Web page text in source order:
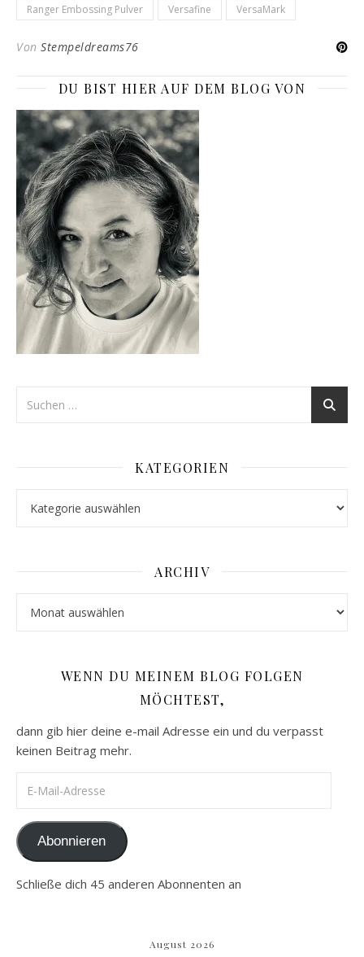
Ranger Embossing Pulver
Versafine VersaMark
Von Stempeldreams76
DU BIST HIER AUF DEM BLOG VON
KATEGORIEN
ARCHIV
WENN DU MEINEM BLOG FOLGEN
MÖCHTEST,
dann gib hier deine e-mail Adresse ein und du verpasst
keinen Beitrag mehr.
Abonnieren
Schließe dich 45 anderen Abonnenten an
August 2026